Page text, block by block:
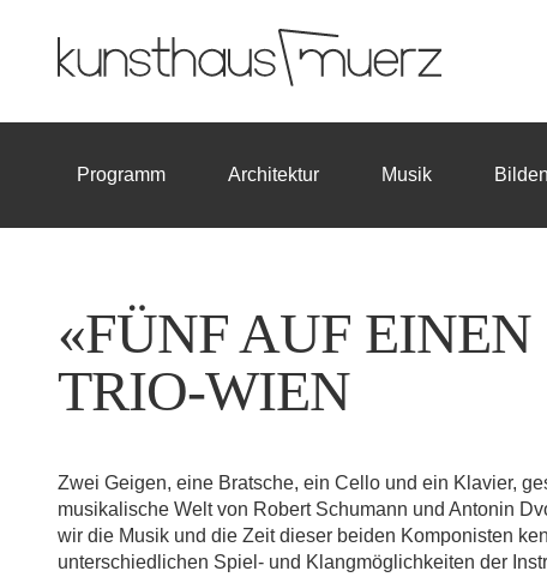
Programm Architektur Musik
«FÜNF AUF EINEN
TRIO-WIEN
Zwei Geigen, eine Bratsche, ein Cello und ein Klavier,
musikalische Welt von Robert Schumann und Antonin
wir die Musik und die Zeit dieser beiden Komponisten
unterschiedlichen Spiel- und Klangmöglichkeiten der